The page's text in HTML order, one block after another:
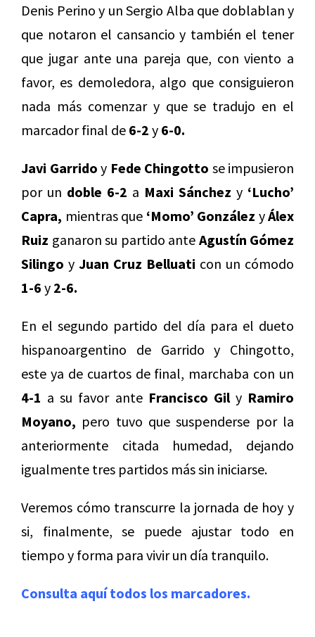
Denis Perino y un Sergio Alba que doblablan y
que notaron el cansancio y también el tener
que jugar ante una pareja que, con viento a
favor, es demoledora, algo que consiguieron
nada más comenzar y que se tradujo en el
marcador final de 6-2 y 6-0.
Javi Garrido y Fede Chingotto se impusieron
por un doble 6-2 a Maxi Sánchez y ‘Lucho’
Capra, mientras que ‘Momo’ González yÁlex
Ruiz ganaron su partido ante Agustín Gómez
Silingo y Juan Cruz Belluati con un cómodo
1-6 y 2-6.
En el segundo partido del día para el dueto
hispanoargentino de Garrido y Chingotto,
este ya de cuartos de final, marchaba con un
4-1 a su favor ante Francisco Gily Ramiro
Moyano, pero tuvo que suspenderse por la
anteriormente citada humedad, dejando
igualmente tres partidos más sin iniciarse.
Veremos cómo transcurre la jornada de hoy y
si, finalmente, se puede ajustar todo en
tiempo y forma para vivir un día tranquilo.
Consulta aquí todos los marcadores.